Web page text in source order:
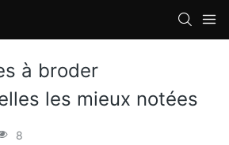
à broder
les mieux notées
8